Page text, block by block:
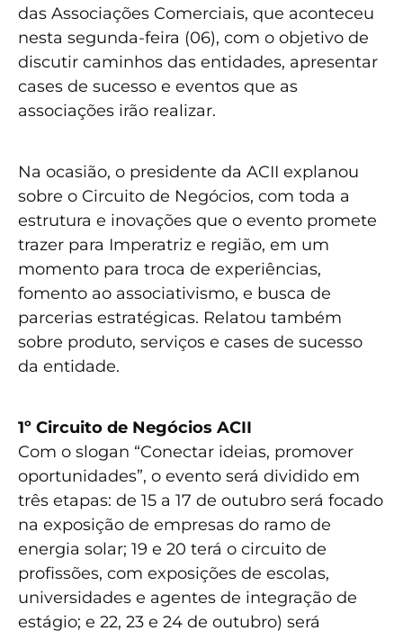
das Associações Comerciais, que aconteceu
nesta segunda-feira (06), com o objetivo de
discutir caminhos das entidades, apresentar
cases de sucesso e eventos que as
associações irão realizar.
Na ocasião, o presidente da ACII explanou
sobre o Circuito de Negócios, com toda a
estrutura e inovações que o evento promete
trazer para Imperatriz e região, em um
momento para troca de experiências,
fomento ao associativismo, e busca de
parcerias estratégicas. Relatou também
sobre produto, serviços e cases de sucesso
da entidade.
1º Circuito de Negócios ACII
Com o slogan “Conectar ideias, promover
oportunidades”, o evento será dividido em
três etapas: de 15 a 17 de outubro será focado
na exposição de empresas do ramo de
energia solar; 19 e 20 terá o circuito de
profissões, com exposições de escolas,
universidades e agentes de integração de
estágio; e 22, 23 e 24 de outubro) será